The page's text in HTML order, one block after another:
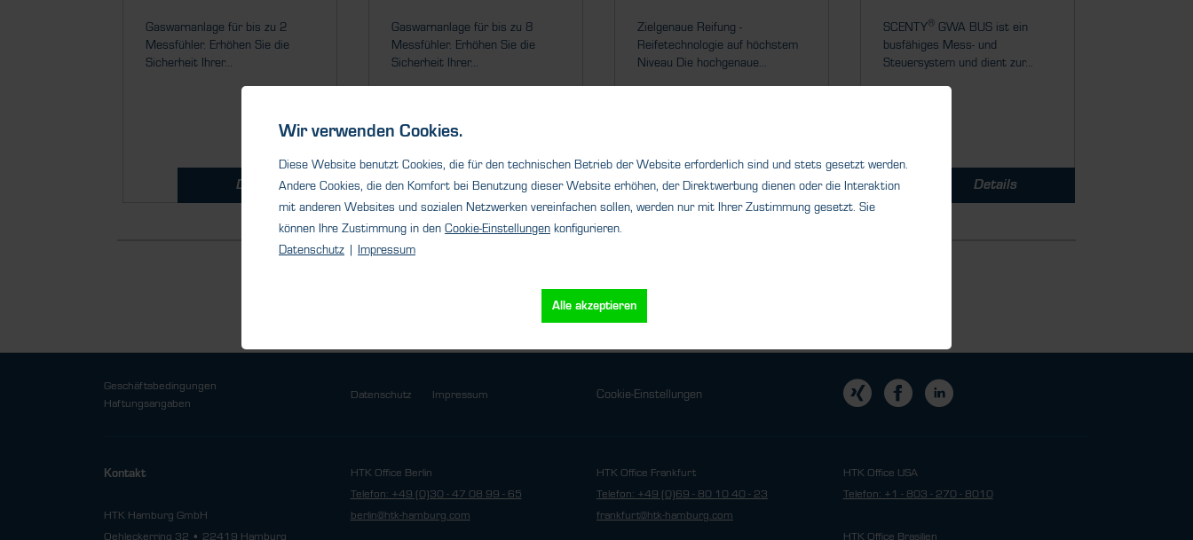
Gaswarnanlage für bis zu 2
Messfühler. Erhöhen Sie die
Sicherheit Ihrer...
Details
Gaswarnanlage für bis zu 8
Messfühler. Erhöhen Sie die
Sicherheit Ihrer...
Details
Zielgenaue Reifung -
Reifetechnologie auf höchstem
Niveau Die hochgenaue...
Details
SCENTY®GWA BUS ist ein
busfähiges Mess- und
Steuersystem und dient zur...
Details
Geschäftsbedingungen
Haftungsangaben
Datenschutz Impressum Cookie-Einstellungen
Kontakt
HTK Hamburg GmbH
Oehleckerring 32 • 22419 Hamburg
HTK Office Berlin
Telefon: +49 (0)30 - 47 08 99 - 65
berlin@htk-hamburg.com
HTK Office Frankfurt
Telefon: +49 (0)69 - 80 10 40 - 23
frankfurt@htk-hamburg.com
HTK Office USA
Telefon: +1 - 803 - 270 - 8010
HTK Office Brasilien
Wir verwenden Cookies.
Diese Website benutzt Cookies, die für den technischen Betrieb der Website erforderlich sind und stets gesetzt werden.
Andere Cookies, die den Komfort bei Benutzung dieser Website erhöhen, der Direktwerbung dienen oder die Interaktion
mit anderen Websites und sozialen Netzwerken vereinfachen sollen, werden nur mit Ihrer Zustimmung gesetzt. Sie
können Ihre Zustimmung in den Cookie-Einstellungen konfigurieren.
Datenschutz | Impressum
Alle akzeptieren